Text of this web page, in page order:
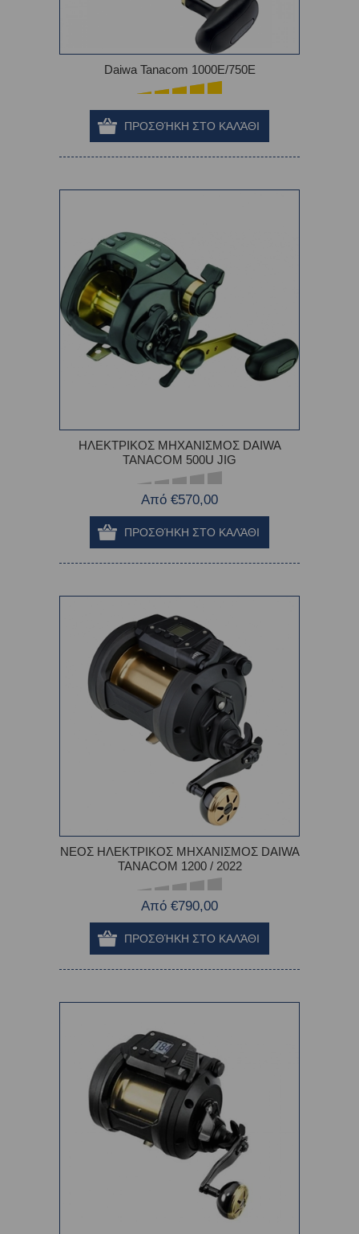
Daiwa Tanacom 1000E/750E
ΗΛΕΚΤΡΙΚΟΣ ΜΗΧΑΝΙΣΜΟΣ DAIWA
TANACOM 500U JIG
Από €570,00
ΝΕΟΣ ΗΛΕΚΤΡΙΚΟΣ ΜΗΧΑΝΙΣΜΟΣ DAIWA
TANACOM 1200 / 2022
Από €790,00